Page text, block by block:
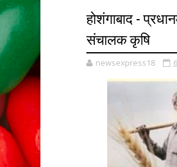
होशंगाबाद -
संचालक कृषि
newsexpress18